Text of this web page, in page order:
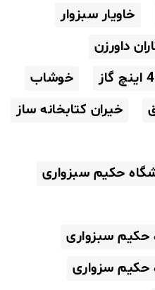
خاویار سبزوار
داورزن
خوشاب
خیران کتابخانه ساز
حکیم سبزواری
حکیم سبزواری
حکیم سزواری